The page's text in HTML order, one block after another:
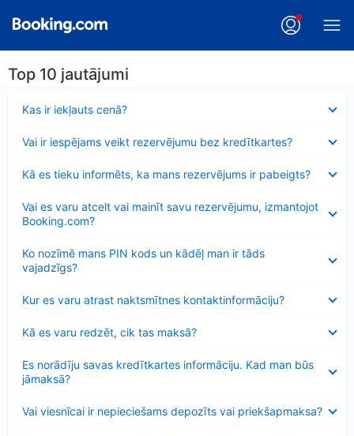
Top 10 jautājumi
Kas ir iekļauts cenā?
Vai ir iespējams veikt rezervējumu bez kredītkartes?
Kā es tieku informēts, ka mans rezervējums ir pabeigts?
Vai es varu atcelt vai mainīt savu rezervējumu, izmantojot
Booking.com?
Ko nozīmē mans PIN kods un kādēļ man ir tāds
vajadzīgs?
Kur es varu atrast naktsmītnes kontaktinformāciju?
Kā es varu redzēt, cik tas maksā?
Es norādīju savas kredītkartes informāciju. Kad man būs
jāmaksā?
Vai viesnīcai ir nepieciešams depozīts vai priekšapmaksa?